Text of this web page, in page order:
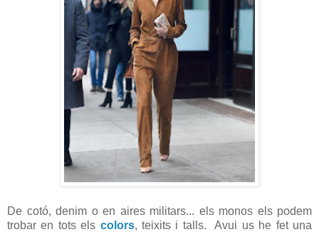
De cotó, denim o en aires militars... els monos els podem
trobar en tots els colors, teixits i talls. Avui us he fet una